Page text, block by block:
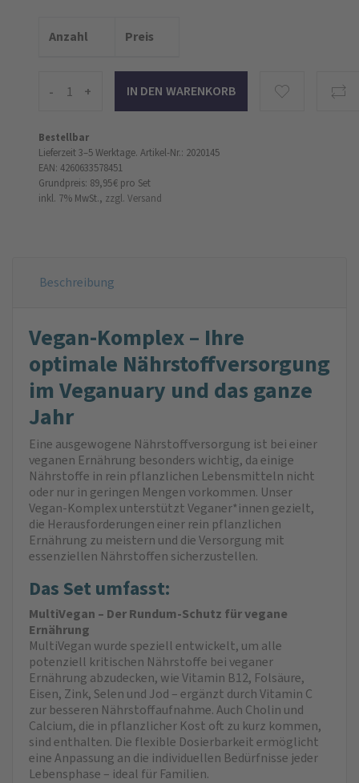
Anzahl Preis
- +
Bestellbar
Lieferzeit 3–5 Werktage. Artikel-Nr.: 2020145
EAN: 4260633578451
Grundpreis: 89,95 € pro Set
inkl. 7% MwSt., zzgl. Versand
Beschreibung
Vegan-Komplex – Ihre
optimale Nährstoffversorgung
im Veganuary und das ganze
Jahr
Eine ausgewogene Nährstoffversorgung ist bei einer
veganen Ernährung besonders wichtig, da einige
Nährstoffe in rein pflanzlichen Lebensmitteln nicht
oder nur in geringen Mengen vorkommen. Unser
Vegan-Komplex unterstützt Veganer*innen gezielt,
die Herausforderungen einer rein pflanzlichen
Ernährung zu meistern und die Versorgung mit
essenziellen Nährstoffen sicherzustellen.
Das Set umfasst:
MultiVegan – Der Rundum-Schutz für vegane
Ernährung
MultiVegan wurde speziell entwickelt, um alle
potenziell kritischen Nährstoffe bei veganer
Ernährung abzudecken, wie Vitamin B12, Folsäure,
Eisen, Zink, Selen und Jod – ergänzt durch Vitamin C
zur besseren Nährstoffaufnahme. Auch Cholin und
Calcium, die in pflanzlicher Kost oft zu kurz kommen,
sind enthalten. Die flexible Dosierbarkeit ermöglicht
eine Anpassung an die individuellen Bedürfnisse jeder
Lebensphase – ideal für Familien.